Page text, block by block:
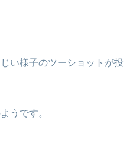
い様子のツーショットが投
うです。